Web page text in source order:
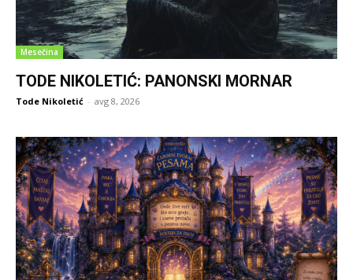
Mesečina
TODE NIKOLETIĆ: PANONSKI MORNAR
Tode Nikoletić - avg 8, 2026